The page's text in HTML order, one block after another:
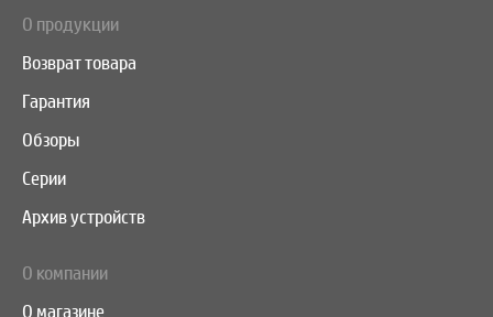
О продукции
Возврат товара
Гарантия
Обзоры
Серии
Архив устройств
О компании
О магазине